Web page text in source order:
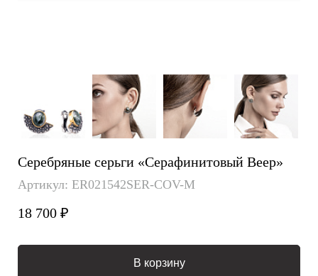
Серебряные серьги «Серафинитовый Веер»
Артикул: ER021542SER-COV-M
18 700 ₽
В корзину